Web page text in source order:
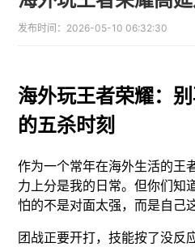
发布时间： 2026-05-10 06:32:30
海外玩王者荣耀：
的五杀时刻
作为一个常年在海外生活的王
力上分是我的日常。但你们知
怕的不是对面太强，而是自己
团战正要开打，技能按了没反